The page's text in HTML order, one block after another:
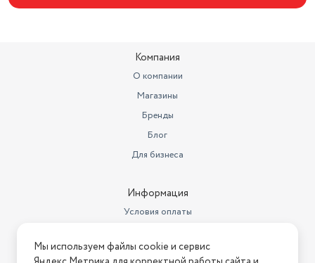
Компания
О компании
Магазины
Бренды
Блог
Для бизнеса
Информация
Условия оплаты
Условия возврата
Мы используем файлы cookie и сервис